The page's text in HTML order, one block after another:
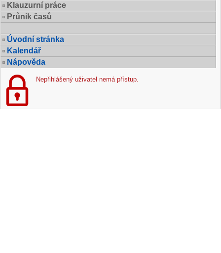
Klauzurní práce
Průnik časů
Úvodní stránka
Kalendář
Nápověda
Nepřihlášený uživatel nemá přístup.